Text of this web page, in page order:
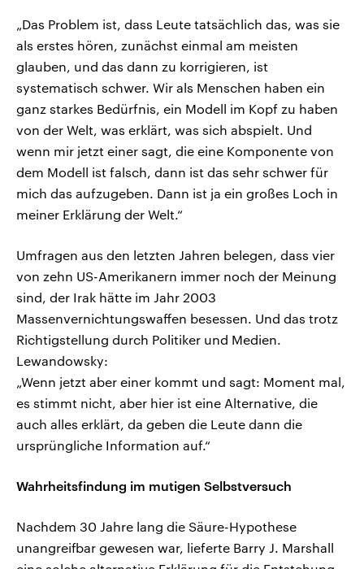
„Das Problem ist, dass Leute tatsächlich das, was sie
als erstes hören, zunächst einmal am meisten
glauben, und das dann zu korrigieren, ist
systematisch schwer. Wir als Menschen haben ein
ganz starkes Bedürfnis, ein Modell im Kopf zu haben
von der Welt, was erklärt, was sich abspielt. Und
wenn mir jetzt einer sagt, die eine Komponente von
dem Modell ist falsch, dann ist das sehr schwer für
mich das aufzugeben. Dann ist ja ein großes Loch in
meiner Erklärung der Welt.“
Umfragen aus den letzten Jahren belegen, dass vier
von zehn US-Amerikanern immer noch der Meinung
sind, der Irak hätte im Jahr 2003
Massenvernichtungswaffen besessen. Und das trotz
Richtigstellung durch Politiker und Medien.
Lewandowsky:
„Wenn jetzt aber einer kommt und sagt: Moment mal,
es stimmt nicht, aber hier ist eine Alternative, die
auch alles erklärt, da geben die Leute dann die
ursprüngliche Information auf.“
Wahrheitsfindung im mutigen Selbstversuch
Nachdem 30 Jahre lang die Säure-Hypothese
unangreifbar gewesen war, lieferte Barry J. Marshall